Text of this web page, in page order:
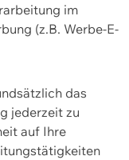
im
(z.B. Werbe-E-
das
jederzeit zu
auf Ihre